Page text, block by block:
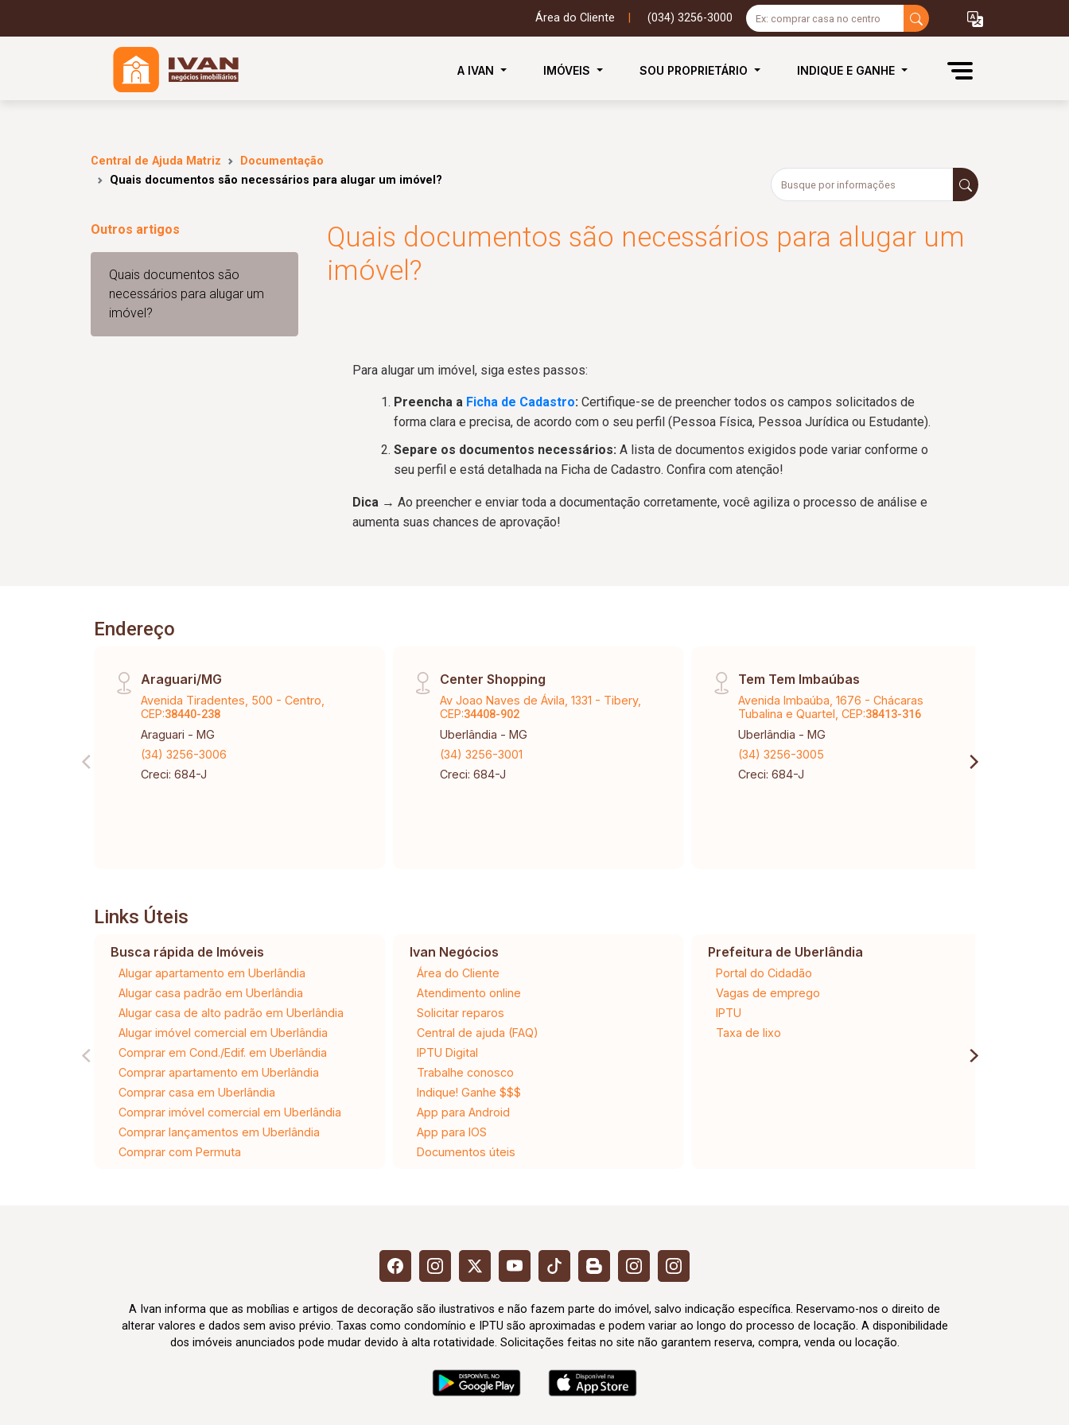
Área do Cliente (034) 3256-3000
A IVAN IMÓVEIS SOU PROPRIETÁRIO INDIQUE E GANHE
Central de Ajuda Matriz
Documentação
Quais documentos são necessários para alugar um imóvel?
Outros artigos
Quais documentos são
necessários para alugar um
imóvel?
Quais documentos são necessários para alugar um
imóvel?
Para alugar um imóvel, siga estes passos:
Preencha a Ficha de Cadastro: Certifique-se de preencher todos os campos solicitados de
forma clara e precisa, de acordo com o seu perfil (Pessoa Física, Pessoa Jurídica ou Estudante).
Separe os documentos necessários: A lista de documentos exigidos pode variar conforme o
seu perfil e está detalhada na Ficha de Cadastro. Confira com atenção!
Dica → Ao preencher e enviar toda a documentação corretamente, você agiliza o processo de análise e
aumenta suas chances de aprovação!
Endereço
Araguari/MG
Avenida Tiradentes, 500 - Centro,
CEP:38440-238
Araguari - MG
(34) 3256-3006
Creci: 684-J
Center Shopping
Av Joao Naves de Ávila, 1331 - Tibery,
CEP:34408-902
Uberlândia - MG
(34) 3256-3001
Creci: 684-J
Tem Tem Imbaúbas
Avenida Imbaúba, 1676 - Chácaras
Tubalina e Quartel, CEP:38413-316
Uberlândia - MG
(34) 3256-3005
Creci: 684-J
Links Úteis
Busca rápida de Imóveis
Alugar apartamento em Uberlândia
Alugar casa padrão em Uberlândia
Alugar casa de alto padrão em Uberlândia
Alugar imóvel comercial em Uberlândia
Comprar em Cond./Edif. em Uberlândia
Comprar apartamento em Uberlândia
Comprar casa em Uberlândia
Comprar imóvel comercial em Uberlândia
Comprar lançamentos em Uberlândia
Comprar com Permuta
Ivan Negócios
Área do Cliente
Atendimento online
Solicitar reparos
Central de ajuda (FAQ)
IPTU Digital
Trabalhe conosco
Indique! Ganhe $$$
App para Android
App para IOS
Documentos úteis
Prefeitura de Uberlândia
Portal do Cidadão
Vagas de emprego
IPTU
Taxa de lixo
A Ivan informa que as mobílias e artigos de decoração são ilustrativos e não fazem parte do imóvel, salvo indicação específica. Reservamo-nos o direito de
alterar valores e dados sem aviso prévio. Taxas como condomínio e IPTU são aproximadas e podem variar ao longo do processo de locação. A disponibilidade
dos imóveis anunciados pode mudar devido à alta rotatividade. Solicitações feitas no site não garantem reserva, compra, venda ou locação.